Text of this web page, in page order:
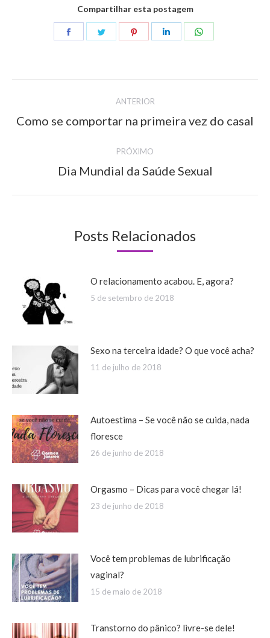
Compartilhar esta postagem
de
ANTERIOR
Post
Como se comportar na primeira vez do casal
PRÓXIMO
Próximo
Dia Mundial da Saúde Sexual
Posts Relacionados
O relacionamento acabou. E, agora?
5 de setembro de 2018
Sexo na terceira idade? O que você acha?
11 de julho de 2018
Autoestima – Se você não se cuida, nada
floresce
26 de junho de 2018
Orgasmo – Dicas para você chegar lá!
23 de junho de 2018
Você tem problemas de lubrificação
vaginal?
15 de maio de 2018
Transtorno do pânico? livre-se dele!